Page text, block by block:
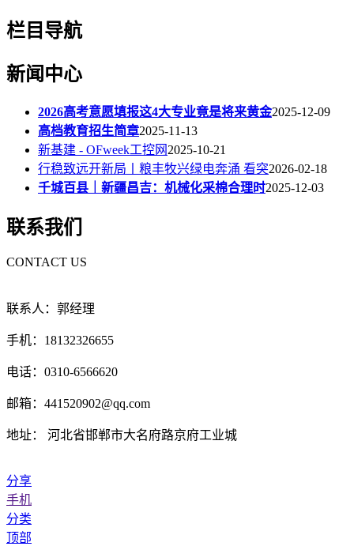
栏目导航
新闻中心
2026高考意愿填报这4大专业竟是将来黄金2025-12-09
高档教育招生简章2025-11-13
新基建 - OFweek工控网2025-10-21
行稳致远开新局丨粮丰牧兴绿电奔涌 看突2026-02-18
千城百县｜新疆昌吉：机械化采棉合理时2025-12-03
联系我们
CONTACT US
联系人：郭经理
手机：18132326655
电话：0310-6566620
邮箱：441520902@qq.com
地址： 河北省邯郸市大名府路京府工业城
分享
手机
分类
顶部